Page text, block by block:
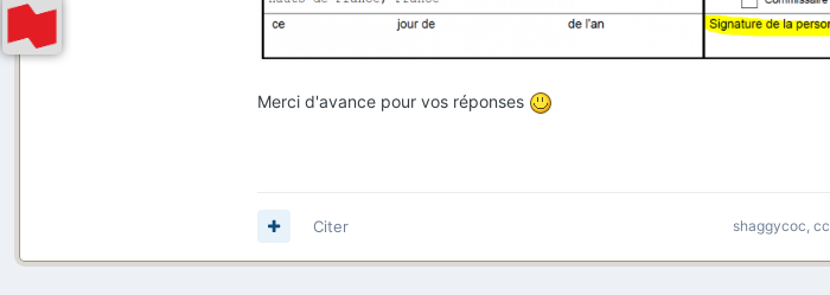
Merci d'avance pour vos réponses
shaggycoc,
Citer